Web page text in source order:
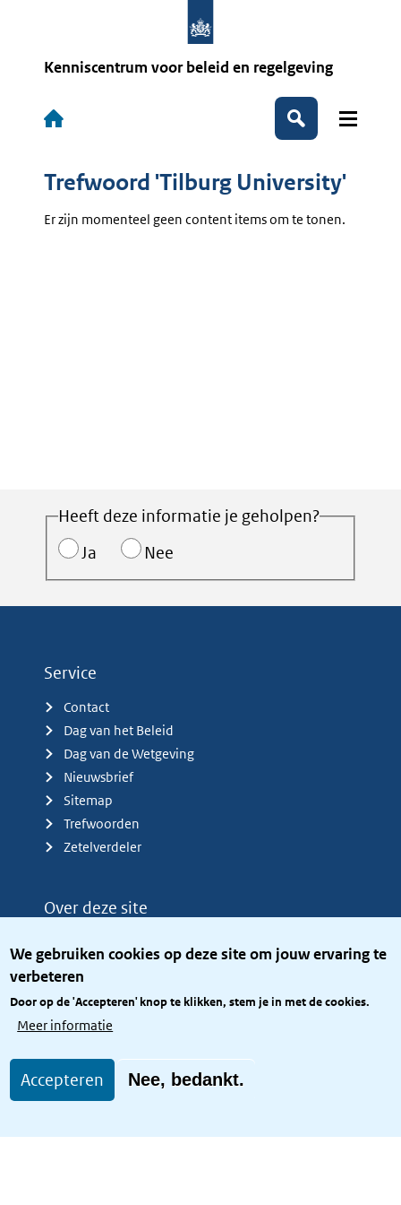
We gebruiken cookies op deze site om jouw ervaring te
verbeteren
Door op de 'Accepteren' knop te klikken, stem je in met de cookies.
Meer informatie
Accepteren Nee, bedankt.
Kenniscentrum voor beleid en regelgeving
Hoofdnavigatie
Zoeken
Trefwoord 'Tilburg University'
Er zijn momenteel geen content items om te tonen.
Heeft deze informatie je geholpen?
Ja
Nee
Service
Contact
Dag van het Beleid
Dag van de Wetgeving
Nieuwsbrief
Sitemap
Trefwoorden
Zetelverdeler
Over deze site
Privacy
Toegang site openbaar
Toegankelijkheid